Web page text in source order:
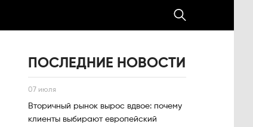
ПОСЛЕДНИЕ НОВОСТИ
07 июля
Вторичный рынок вырос вдвое: почему
клиенты выбирают европейский